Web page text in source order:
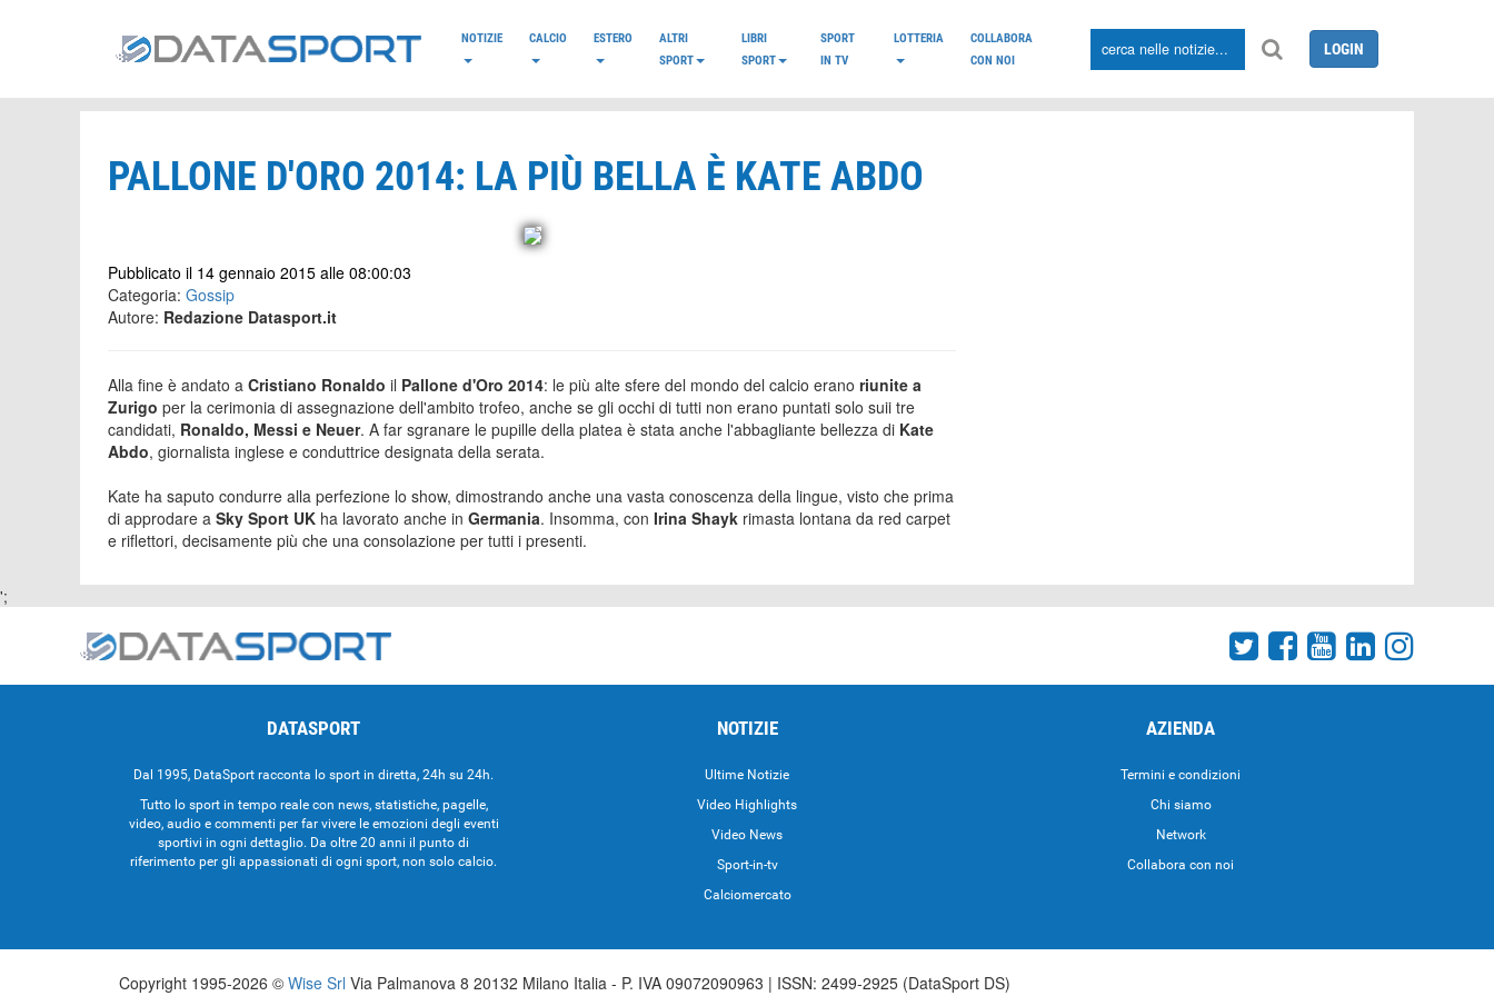
NOTIZIE CALCIO ESTERO
ALTRI
SPORT
LIBRI
SPORT
SPORT
IN TV
LOTTERIA
COLLABORA
CON NOI
LOGIN
PALLONE D'ORO 2014: LA PIÙ BELLA È KATE ABDO
Pubblicato il 14 gennaio 2015 alle 08:00:03
Categoria: Gossip
Autore: Redazione Datasport.it
Alla fine è andato a Cristiano Ronaldo il Pallone d'Oro 2014: le più alte sfere del mondo del calcio erano riunite a
Zurigo per la cerimonia di assegnazione dell'ambito trofeo, anche se gli occhi di tutti non erano puntati solo suii tre
candidati, Ronaldo, Messi e Neuer. A far sgranare le pupille della platea è stata anche l'abbagliante bellezza di Kate
Abdo, giornalista inglese e conduttrice designata della serata.
Kate ha saputo condurre alla perfezione lo show, dimostrando anche una vasta conoscenza della lingue, visto che prima
di approdare a Sky Sport UK ha lavorato anche in Germania. Insomma, con Irina Shayk rimasta lontana da red carpet
e riflettori, decisamente più che una consolazione per tutti i presenti.
';
DATASPORT
Dal 1995, DataSport racconta lo sport in diretta, 24h su 24h.
Tutto lo sport in tempo reale con news, statistiche, pagelle,
video, audio e commenti per far vivere le emozioni degli eventi
sportivi in ogni dettaglio. Da oltre 20 anni il punto di
riferimento per gli appassionati di ogni sport, non solo calcio.
NOTIZIE
Ultime Notizie
Video Highlights
Video News
Sport-in-tv
Calciomercato
AZIENDA
Termini e condizioni
Chi siamo
Network
Collabora con noi
Copyright 1995-2026 © Wise Srl Via Palmanova 8 20132 Milano Italia - P. IVA 09072090963 | ISSN: 2499-2925 (DataSport DS)